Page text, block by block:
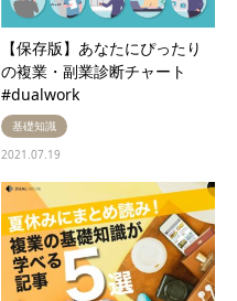
【保存版】あなたにぴったり
の複業・副業診断チャート
#dualwork
基礎知識
2021.07.19